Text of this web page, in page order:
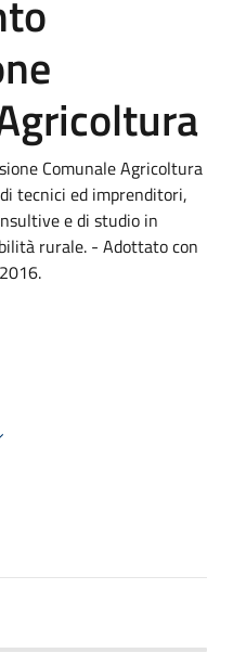
Comunale Agricoltura
tecnici ed imprenditori,
e di studio in
rurale. - Adottato con